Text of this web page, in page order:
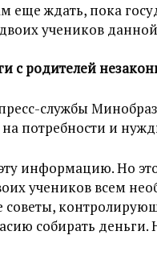
еще ждать, пока
учеников
с родителей
службы
на потребности и
информацию. Но
учеников всем
советы,
собирать деньги.